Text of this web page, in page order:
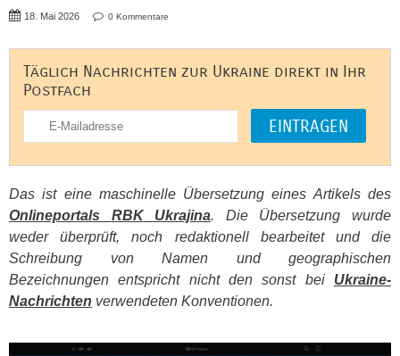
18. Mai 2026 0 Kommentare
Täglich Nachrichten zur Ukraine direkt in Ihr
Postfach
Das ist eine maschinelle Übersetzung eines Artikels des
Onlineportals RBKUkrajina. Die Übersetzung wurde
weder überprüft, noch redaktionell bearbeitet und die
Schreibung von Namen und geographischen
Bezeichnungen entspricht nicht den sonst bei Ukraine-
Nachrichten verwendeten Konventionen.